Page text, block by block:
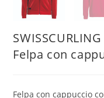
Felpa con
Felpa con cappuccio